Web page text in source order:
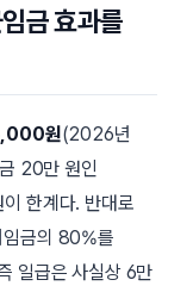
금 효과를
원(2026년
20만 원인
한계다. 반대로
임금의 80%를
일급은 사실상 6만